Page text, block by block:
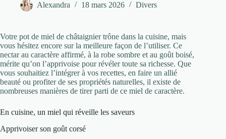
Alexandra 18 mars 2026 Divers
Votre pot de miel de châtaignier trône dans la cuisine, mais
vous hésitez encore sur la meilleure façon de l’utiliser. Ce
nectar au caractère affirmé, à la robe sombre et au goût boisé,
mérite qu’on l’apprivoise pour révéler toute sa richesse. Que
vous souhaitiez l’intégrer à vos recettes, en faire un allié
beauté ou profiter de ses propriétés naturelles, il existe de
nombreuses manières de tirer parti de ce miel de caractère.
En cuisine, un miel qui réveille les saveurs
Apprivoiser son goût corsé